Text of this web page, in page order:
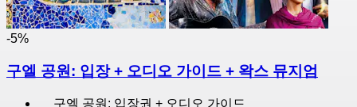
-5%
구엘 공원: 입장 + 오디오 가이드 + 왁스 뮤지엄
구엘 공원: 입장권 + 오디오 가이드